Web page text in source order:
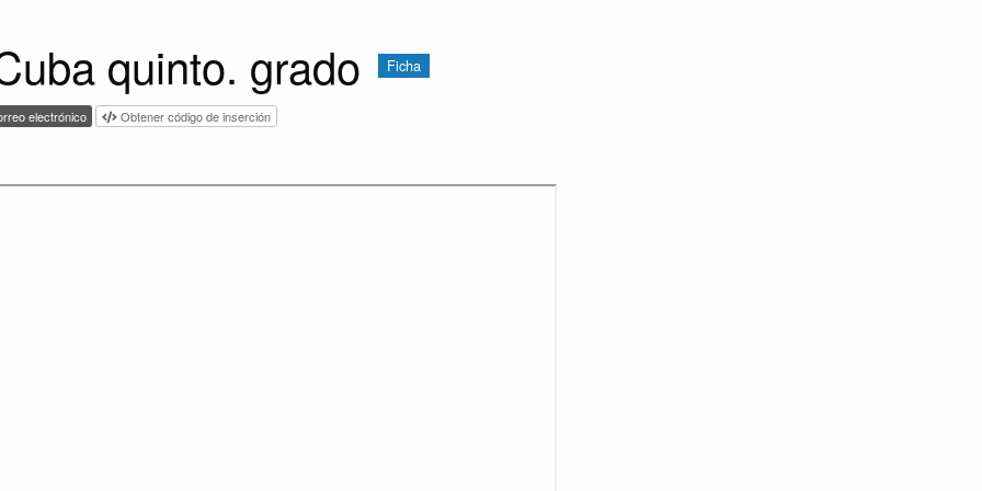
quinto. grado Ficha
electrónico Obtener código de inserción